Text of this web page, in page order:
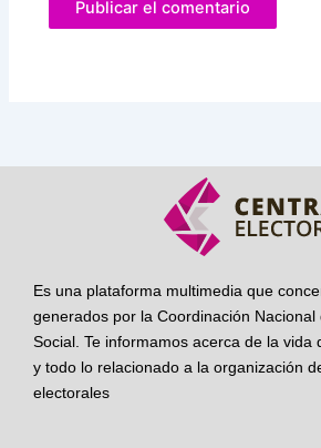
Es una plataforma multimedia que
generados por la Coordinación Nacional
Social. Te informamos acerca de la vida
y todo lo relacionado a la organización
electorales